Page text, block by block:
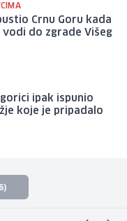
Crnu Goru kada
do zgrade Višeg
ipak ispunio
koje je pripadalo